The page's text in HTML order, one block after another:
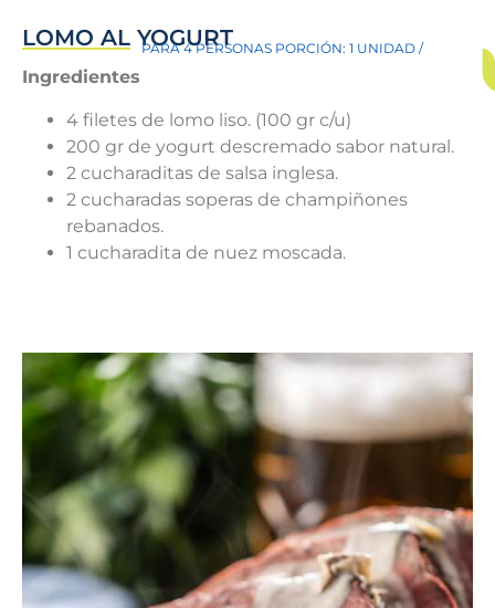
LOMO AL YOGURTPARA 4 PERSONAS PORCIÓN: 1 UNIDAD /
Ingredientes
4 filetes de lomo liso. (100 gr c/u)
200 gr de yogurt descremado sabor natural.
2 cucharaditas de salsa inglesa.
2 cucharadas soperas de champiñones
rebanados.
1 cucharadita de nuez moscada.